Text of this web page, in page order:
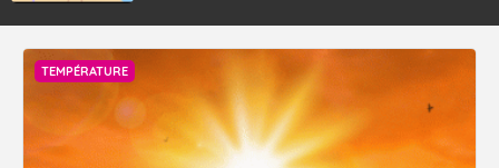
TEMPÉRATURE